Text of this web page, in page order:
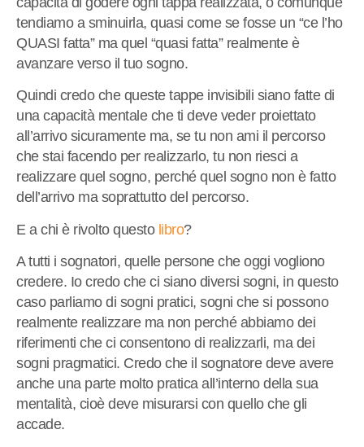
tendiamo a sminuirla, quasi come se fosse un “ce l’ho
QUASI fatta” ma quel “quasi fatta” realmente è
avanzare verso il tuo sogno.
Quindi credo che queste tappe invisibili siano fatte di
una capacità mentale che ti deve veder proiettato
all’arrivo sicuramente ma, se tu non ami il percorso
che stai facendo per realizzarlo, tu non riesci a
realizzare quel sogno, perché quel sogno non è fatto
dell’arrivo ma soprattutto del percorso.
E a chi è rivolto questo libro?
A tutti i sognatori, quelle persone che oggi vogliono
credere. Io credo che ci siano diversi sogni, in questo
caso parliamo di sogni pratici, sogni che si possono
realmente realizzare ma non perché abbiamo dei
riferimenti che ci consentono di realizzarli, ma dei
sogni pragmatici. Credo che il sognatore deve avere
anche una parte molto pratica all’interno della sua
mentalità, cioè deve misurarsi con quello che gli
accade.